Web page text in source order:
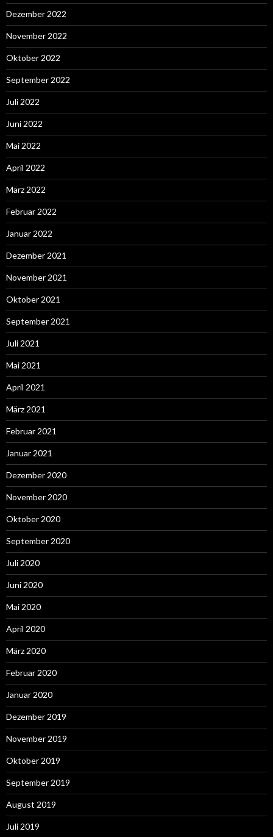
Dezember 2022
November 2022
Oktober 2022
September 2022
Juli 2022
Juni 2022
Mai 2022
April 2022
März 2022
Februar 2022
Januar 2022
Dezember 2021
November 2021
Oktober 2021
September 2021
Juli 2021
Mai 2021
April 2021
März 2021
Februar 2021
Januar 2021
Dezember 2020
November 2020
Oktober 2020
September 2020
Juli 2020
Juni 2020
Mai 2020
April 2020
März 2020
Februar 2020
Januar 2020
Dezember 2019
November 2019
Oktober 2019
September 2019
August 2019
Juli 2019